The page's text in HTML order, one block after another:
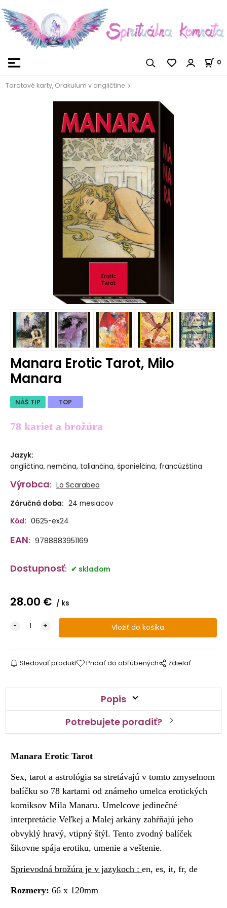
0
Tarotové karty, Orakulum v angličtine
Manara Erotic Tarot, Milo
Manara
NÁŠ TIP TOP
78 kariet a brožúra
Jazyk:
angličtina, nemčina, taliančina, španielčina, francúzština
Výrobca: Lo Scarabeo
Záručná doba: 24 mesiacov
Kód: 0625-ex24
EAN: 9788883951169
Dostupnosť: skladom
28.00 € ks
Sledovať produkt Pridať do obľúbených Zdielať
Popis
Potrebujete poradiť?
Manara Erotic Tarot
Sex, tarot a astrológia sa stretávajú v tomto zmyselnom
balíčku so 78 kartami od známeho umelca erotických
komiksov Mila Manaru.Umelcove jedinečné
interpretácie Veľkej a Malej arkány zahŕňajú jeho
obvyklý hravý, vtipný štýl.Tento zvodný balíček
šikovne spája erotiku, umenie a veštenie.
Sprievodná brožúra je v jazykoch :en, es, it, fr, de
Rozmery: 66 x 120mm